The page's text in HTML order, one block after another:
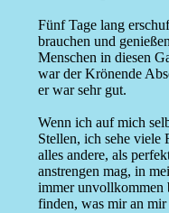
Fünf Tage lang
brauchen und
Menschen in diesen
war der Krönende
er war sehr gut.
Wenn ich auf mich
Stellen, ich sehe viele
alles andere, als
anstrengen mag, in
immer unvollkommen
finden, was mir an